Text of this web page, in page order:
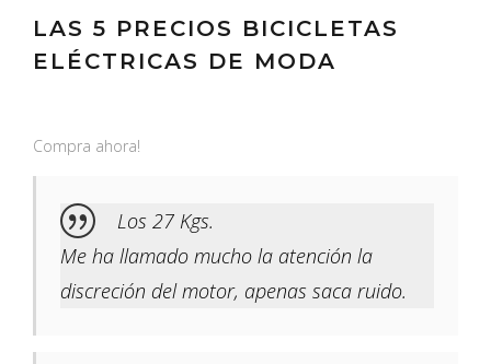
LAS 5 PRECIOS BICICLETAS
ELÉCTRICAS DE MODA
Compra ahora!
Los 27 Kgs.
Me ha llamado mucho la atención la
discreción del motor, apenas saca ruido.